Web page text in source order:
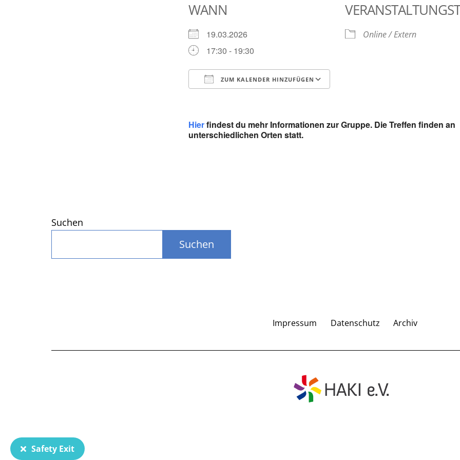
Safety Exit
WANN
19.03.2026
17:30 - 19:30
ZUM KALENDER HINZUFÜGEN
Online / Extern
Hierfindest du mehr Informationen zur Gruppe. Die Treffen finden an
unterschiedlichen Orten statt.
Suchen
Suchen
Impressum Datenschutz Archiv